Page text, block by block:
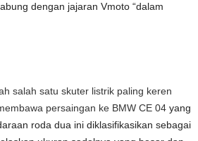
dengan jajaran Vmoto “dalam
salah satu skuter listrik paling keren
persaingan ke BMW CE 04 yang
roda dua ini diklasifikasikan sebagai